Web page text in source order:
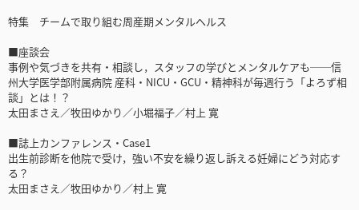
特集 チームで取り組む周産期メンタルへルス
■座談会
事例や気づきを共有・相談し，スタッフの学びとメンタルケアも──信
州大学医学部附属病院 産科・NICU・GCU・精神科が毎週行う「よろず相
談」とは！？
太田まさえ／牧田ゆかり／小堀福子／村上 寛
■誌上カンファレンス・Case1
出生前診断を他院で受け，強い不安を繰り返し訴える妊婦にどう対応す
る？
太田まさえ／牧田ゆかり／村上 寛